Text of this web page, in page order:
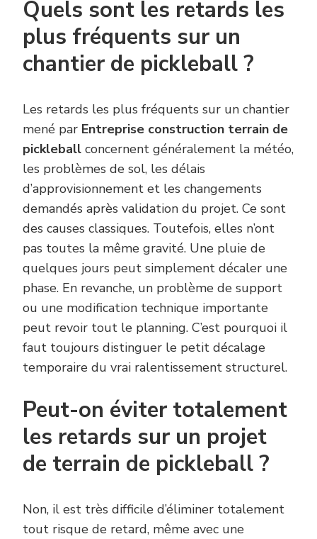
Quels sont les retards les
plus fréquents sur un
chantier de pickleball ?
Les retards les plus fréquents sur un chantier
mené par Entreprise construction terrain de
pickleball concernent généralement la météo,
les problèmes de sol, les délais
d’approvisionnement et les changements
demandés après validation du projet. Ce sont
des causes classiques. Toutefois, elles n’ont
pas toutes la même gravité. Une pluie de
quelques jours peut simplement décaler une
phase. En revanche, un problème de support
ou une modification technique importante
peut revoir tout le planning. C’est pourquoi il
faut toujours distinguer le petit décalage
temporaire du vrai ralentissement structurel.
Peut-on éviter totalement
les retards sur un projet
de terrain de pickleball ?
Non, il est très difficile d’éliminer totalement
tout risque de retard, même avec une